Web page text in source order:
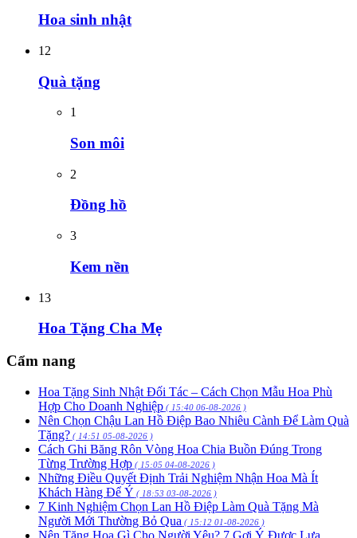
Hoa sinh nhật
12
Quà tặng
1
Son môi
2
Đồng hồ
3
Kem nền
13
Hoa Tặng Cha Mẹ
Cẩm nang
Hoa Tặng Sinh Nhật Đối Tác – Cách Chọn Mẫu Hoa Phù
Hợp Cho Doanh Nghiệp ( 15:40 06-08-2026 )
Nên Chọn Chậu Lan Hồ Điệp Bao Nhiêu Cành Để Làm Quà
Tặng? ( 14:51 05-08-2026 )
Cách Ghi Băng Rôn Vòng Hoa Chia Buồn Đúng Trong
Từng Trường Hợp ( 15:05 04-08-2026 )
Những Điều Quyết Định Trải Nghiệm Nhận Hoa Mà Ít
Khách Hàng Để Ý ( 18:53 03-08-2026 )
7 Kinh Nghiệm Chọn Lan Hồ Điệp Làm Quà Tặng Mà
Người Mới Thường Bỏ Qua ( 15:12 01-08-2026 )
Nên Tặng Hoa Gì Cho Người Yêu? 7 Gợi Ý Được Lựa